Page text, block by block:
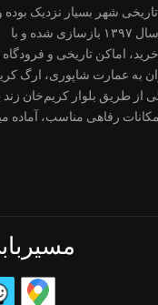
شهر بسیار نزدیک بوده
بازدید از آن‌ها با کمی پیاده‌روی امکان‌پذیر است. این هتل در سال ۱۳۹۷ بازسازی شده و با
اماکن تاریخی و فرودگاه
به عمارت شاپوری، ارگ
از طریق بلوار کریم‌خان زند
رفاهی مناسب، آماده